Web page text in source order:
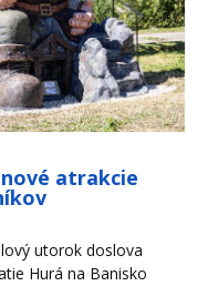
atrakcie
utorok doslova
Hurá na Banisko